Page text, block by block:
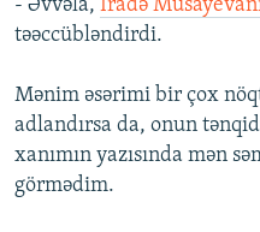
- Əvvəla, İradə
təəccübləndirdi.
Mənim əsərimi bir çox
adlandırsa da, onun
xanımın yazısında mən
görmədim.